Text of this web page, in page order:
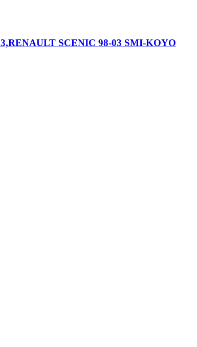
SCENIC 98-03 SMI-KOYO